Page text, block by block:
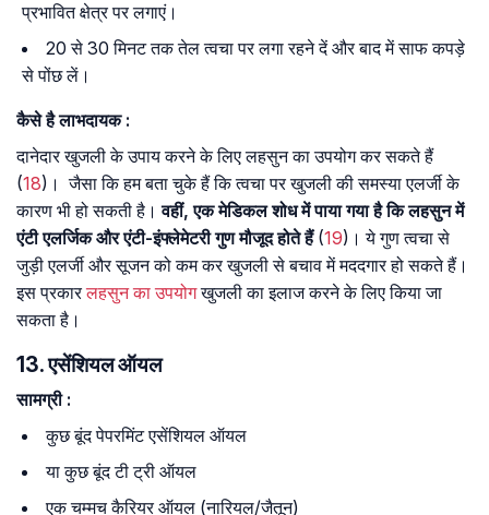
प्रभावित क्षेत्र पर लगाएं।
20 से 30 मिनट तक तेल त्वचा पर लगा रहने दें और बाद में साफ कपड़े
से पोंछ लें।
कैसे है लाभदायक:
दानेदार खुजली के उपाय करने के लिए लहसुन का उपयोग कर सकते हैं
(18)। जैसा कि हम बता चुके हैं कि त्वचा पर खुजली की समस्या एलर्जी के
कारण भी हो सकती है।वहीं, एक मेडिकल शोध में पाया गया है कि लहसुन में
एंटी एलर्जिक और एंटी-इंफ्लेमेटरी गुण मौजूद होते हैं(19)। ये गुण त्वचा से
जुड़ी एलर्जी और सूजन को कम कर खुजली से बचाव में मददगार हो सकते हैं।
इस प्रकारलहसुन का उपयोगखुजली का इलाज करने के लिए किया जा
सकता है।
13. एसेंशियल ऑयल
सामग्री:
कुछ बूंद पेपरमिंट एसेंशियल ऑयल
या कुछ बूंद टी ट्री ऑयल
एक चम्मच कैरियर ऑयल (नारियल/जैतून)